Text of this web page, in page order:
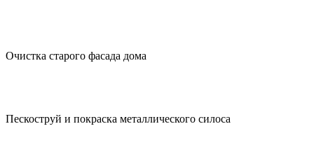
Очистка старого фасада дома
Пескоструй и покраска металлического силоса